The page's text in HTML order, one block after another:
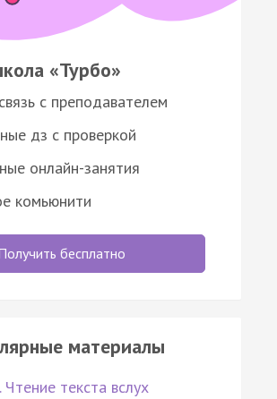
«Турбо»
с преподавателем
дз с проверкой
онлайн-занятия
комьюнити
бесплатно
материалы
текста вслух